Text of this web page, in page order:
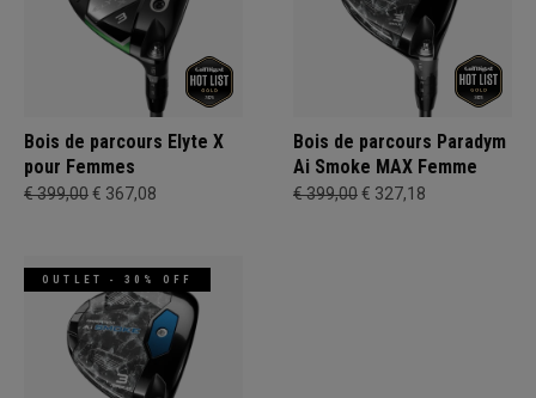
Bois de parcours Elyte X
pour Femmes
€ 399,00€ 367,08
Bois de parcours Paradym
Ai Smoke MAX Femme
€ 399,00€ 327,18
OUTLET - 30% OFF